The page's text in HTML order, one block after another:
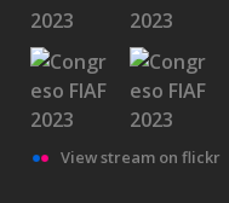
View stream on flickr